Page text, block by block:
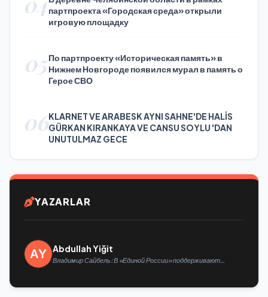
партпроекта «Городская среда» открыли
игровую площадку
05По партпроекту «Историческая память» в
Нижнем Новгороде появился мурал в память о
Герое СВО
06KLARNET VE ARABESK AYNI SAHNE'DE HALİS
GÜRKAN KIRANKAYA VE CANSU SOYLU 'DAN
UNUTULMAZ GECE
YAZARLAR
Abdullah Yiğit
Владимир Сайбель: В «Единой России» поддерживают